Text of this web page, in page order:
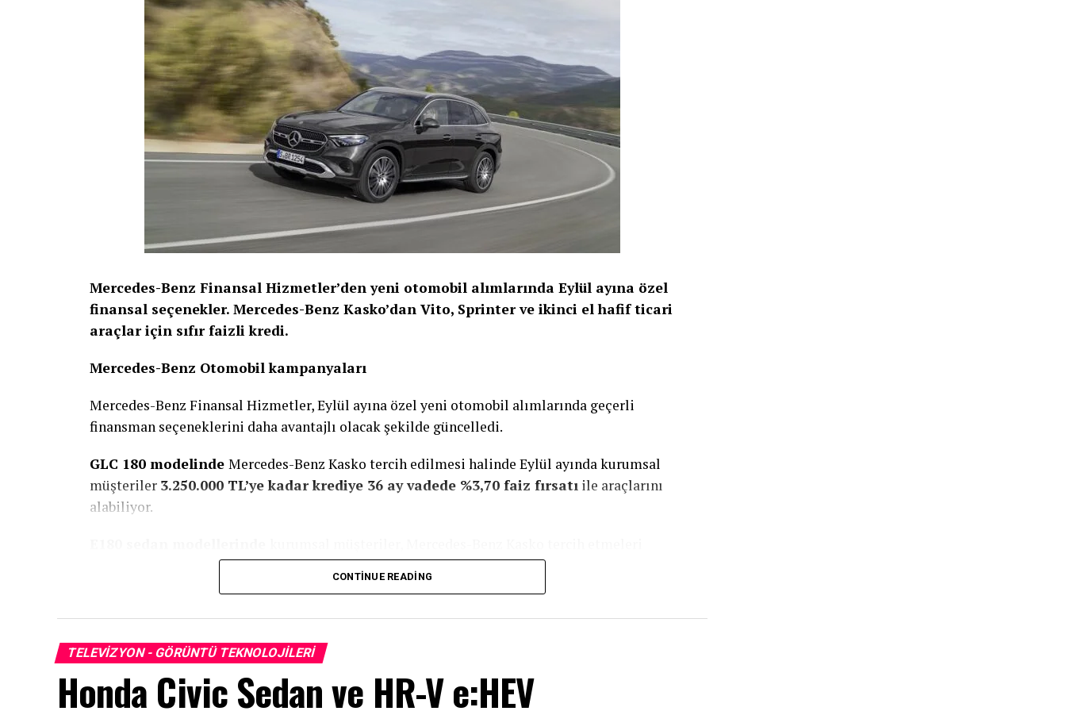
heyecanı yaşatıyor. Samsung’un yenilikçi teknolojileriyle evler, en sevilen eğlencelerin
merkezi haline geliyor.
Samsung’un Büyük TV Günleri kampanyasından faydalanmak isteyen tüketiciler,
kampanyayla ilgili tüm detaylaraburadanulaşabilir.
Mercedes-Benz Finansal Hizmetler’den yeni otomobil alımlarında Eylül ayına özel
finansal seçenekler. Mercedes-Benz Kasko’dan Vito, Sprinter ve ikinci el hafif ticari
araçlar için sıfır faizli kredi.
Mercedes-Benz Otomobil kampanyaları
Mercedes-Benz Finansal Hizmetler, Eylül ayına özel yeni otomobil alımlarında geçerli
finansman seçeneklerini daha avantajlı olacak şekilde güncelledi.
GLC 180 modelinde Mercedes-Benz Kasko tercih edilmesi halinde Eylül ayında kurumsal
müşteriler 3.250.000 TL’ye kadar krediye 36 ay vadede %3,70 faiz fırsatı ile araçlarını
alabiliyor.
halinde, Eylül ayında4.150.000 TL’ye kadar krediye36 ay vadede %3,75 faiz
Mercedes-Benz Hafif Ticari Araç kampanyaları
Mercedes-Benz Finansal Hizmetler’in sunduğu esnek ödeme planı avantajı ve düşük aylık
ödemelerleVitosahibi olmak da kolaylaşıyor.
CONTINUE READING
TELEVIZYON - GÖRÜNTÜ TEKNOLOJILERI
Honda Civic Sedan ve HR-V e:HEV